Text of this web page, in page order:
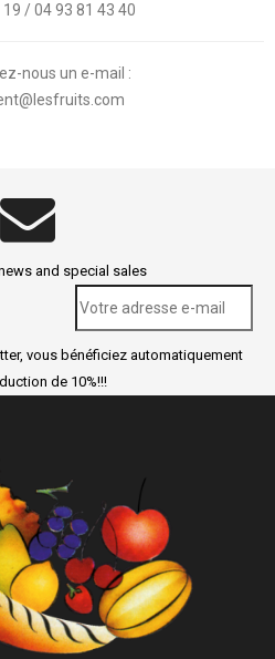
/ 04 93 81 43 40
nous un e-mail :
and special sales
vous bénéficiez automatiquement
de 10%!!!